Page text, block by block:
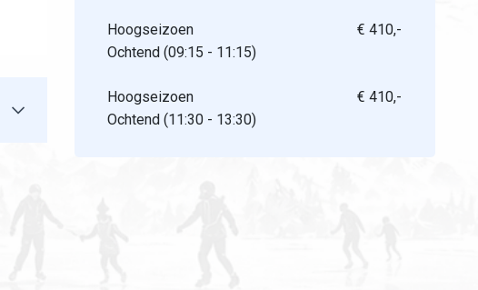
Hoogseizoen
Ochtend (09:15 - 11:15)
€ 410,-
Hoogseizoen
Ochtend (11:30 - 13:30)
€ 410,-